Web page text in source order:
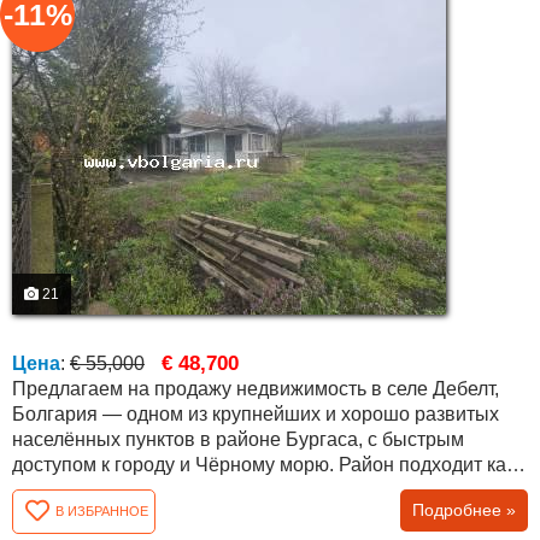
21
-11%
Цена: € 55,000 € 48,700
Предлагаем на продажу недвижимость в селе Дебелт,
Болгария — одном из крупнейших и хорошо развитых
населённых пунктов в районе Бургаса, с быстрым
доступом к городу и Чёрному морю. Район подходит как
для постоянного проживания, так и для покупки
недвижимости у моря в Болгарии. Объект расположен в
В ИЗБРАННОЕ Подробнее »